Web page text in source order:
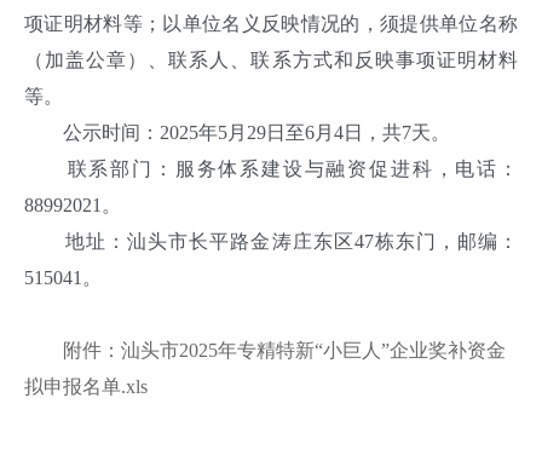
项证明材料等；以单位名义反映情况的，须提供单位名称
（加盖公章）、联系人、联系方式和反映事项证明材料
等。
公示时间：2025年5月29日至6月4日，共7天。
联系部门：服务体系建设与融资促进科，电话：
88992021。
地址：汕头市长平路金涛庄东区47栋东门，邮编：
515041。
附件：汕头市2025年专精特新“小巨人”企业奖补资金
拟申报名单.xls